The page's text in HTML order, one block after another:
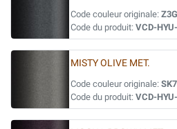
Code couleur originale: Z3G
Code du produit: VCD-
MISTY OLIVE MET.
Code couleur originale: SK7
Code du produit: VCD-